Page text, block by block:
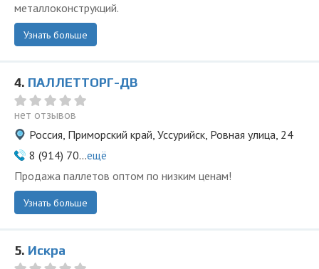
металлоконструкций.
Узнать больше
4. ПАЛЛЕТТОРГ-ДВ
нет отзывов
Россия, Приморский край, Уссурийск, Ровная улица, 24
8 (914) 70...ещё
Продажа паллетов оптом по низким ценам!
Узнать больше
5. Искра